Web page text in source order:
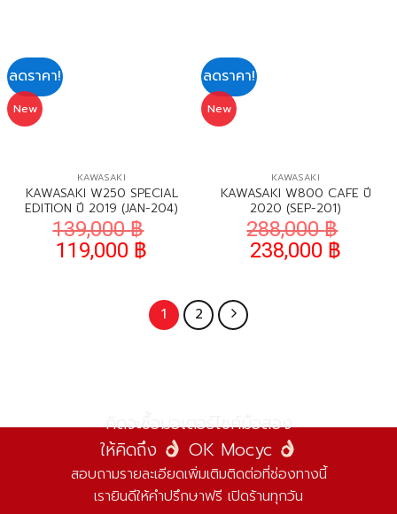
ลดราคา!
New
KAWASAKI
KAWASAKI W250 SPECIAL
EDITION ปี 2019 (JAN-204)
139,000฿
119,000 ฿
ลดราคา!
New
KAWASAKI
KAWASAKI W800 CAFE ปี
2020 (SEP-201)
288,000฿
238,000 ฿
1 2
คิดจะซื้อมอเตอร์ไซค์มือสอง
ให้คิดถึง
OK Mocyc
สอบถามรายละเอียดเพิ่มเติมติดต่อที่ช่องทางนี้
เรายินดีให้คำปรึกษาฟรี เปิดร้านทุกวัน